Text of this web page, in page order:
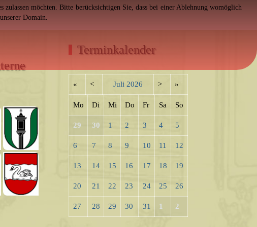
Terminkalender
« < Juli 2026 > »
Mo Di Mi Do Fr Sa So
29 30 1 2 3 4 5
6 7 8 9 10 11 12
13 14 15 16 17 18 19
20 21 22 23 24 25 26
27 28 29 30 31 1 2
möchten. Bitte berücksichtigen Sie, dass bei einer Ablehnung womöglich
Domain.